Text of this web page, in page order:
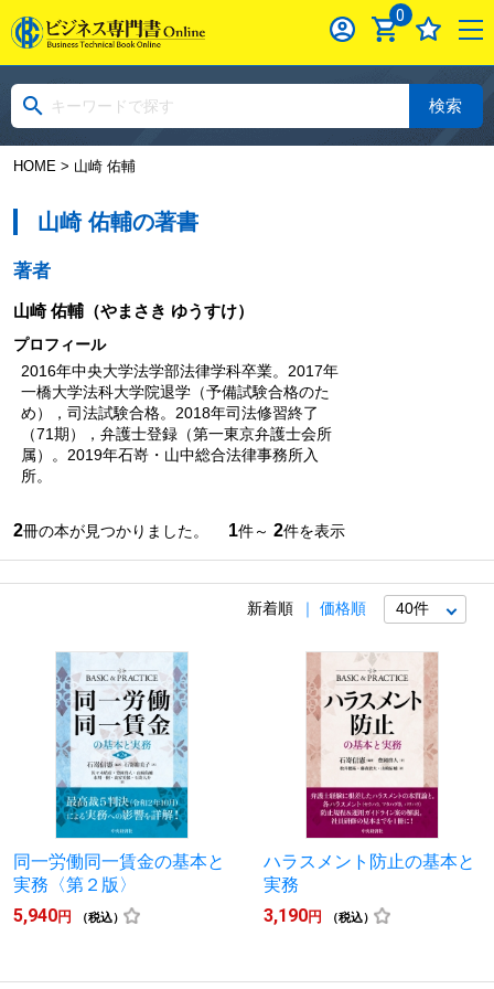
0
検索
HOME> 山崎 佑輔
山崎 佑輔の著書
著者
山崎 佑輔（やまさき ゆうすけ）
プロフィール
2016年中央大学法学部法律学科卒業。2017年
一橋大学法科大学院退学（予備試験合格のた
め），司法試験合格。2018年司法修習終了
（71期），弁護士登録（第一東京弁護士会所
属）。2019年石嵜・山中総合法律事務所入
所。
2冊の本が見つかりました。 1件～ 2件を表示
新着順 価格順
同一労働同一賃金の基本と
実務〈第２版〉
5,940円 （税込）
ハラスメント防止の基本と
実務
3,190円 （税込）